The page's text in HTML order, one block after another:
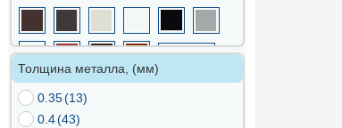
Толщина металла, (мм)
0.35(13)
0.4(43)